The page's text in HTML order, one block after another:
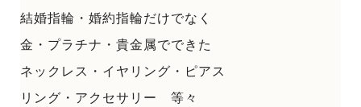
結婚指輪・婚約指輪だけでなく
金・プラチナ・貴金属でできた
ネックレス・イヤリング・ピアス
リング・アクセサリー 等々